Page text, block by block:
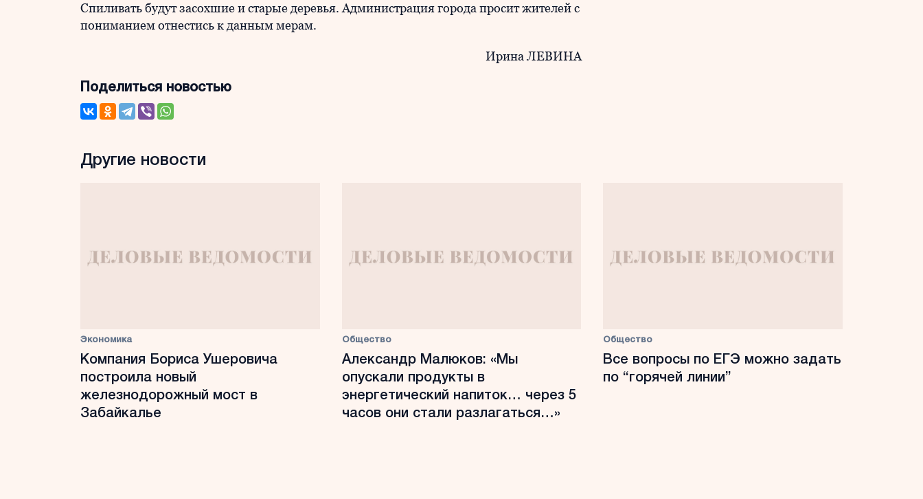
Спиливать будут засохшие и старые деревья. Администрация города просит жителей с
пониманием отнестись к данным мерам.
Ирина ЛЕВИНА
Поделиться новостью
Другие новости
Экономика
Компания Бориса Ушеровича
построила новый
железнодорожный мост в
Забайкалье
Общество
Александр Малюков: «Мы
опускали продукты в
энергетический напиток… через 5
часов они стали разлагаться…»
Общество
Все вопросы по ЕГЭ можно задать
по “горячей линии”